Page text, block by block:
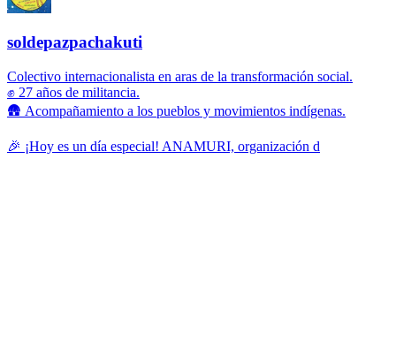
soldepazpachakuti
Colectivo internacionalista en aras de la transformación social.
✊ 27 años de militancia.
🛖 Acompañamiento a los pueblos y movimientos indígenas.
🎉 ¡Hoy es un día especial! ANAMURI, organización d